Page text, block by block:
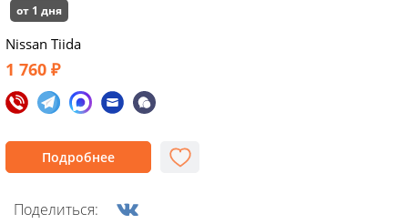
от 1 дня
Nissan Tiida
1 760 ₽
Подробнее
Поделиться: